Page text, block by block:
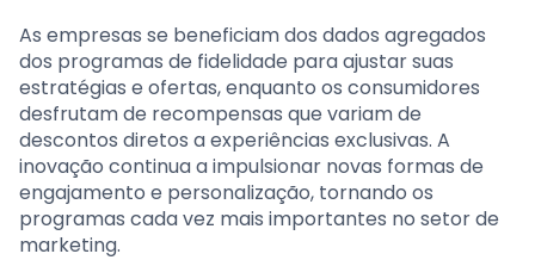
As empresas se beneficiam dos dados agregados
dos programas de fidelidade para ajustar suas
estratégias e ofertas, enquanto os consumidores
desfrutam de recompensas que variam de
descontos diretos a experiências exclusivas. A
inovação continua a impulsionar novas formas de
engajamento e personalização, tornando os
programas cada vez mais importantes no setor de
marketing.